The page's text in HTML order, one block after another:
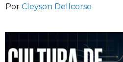
Por Cleyson Dellcorso